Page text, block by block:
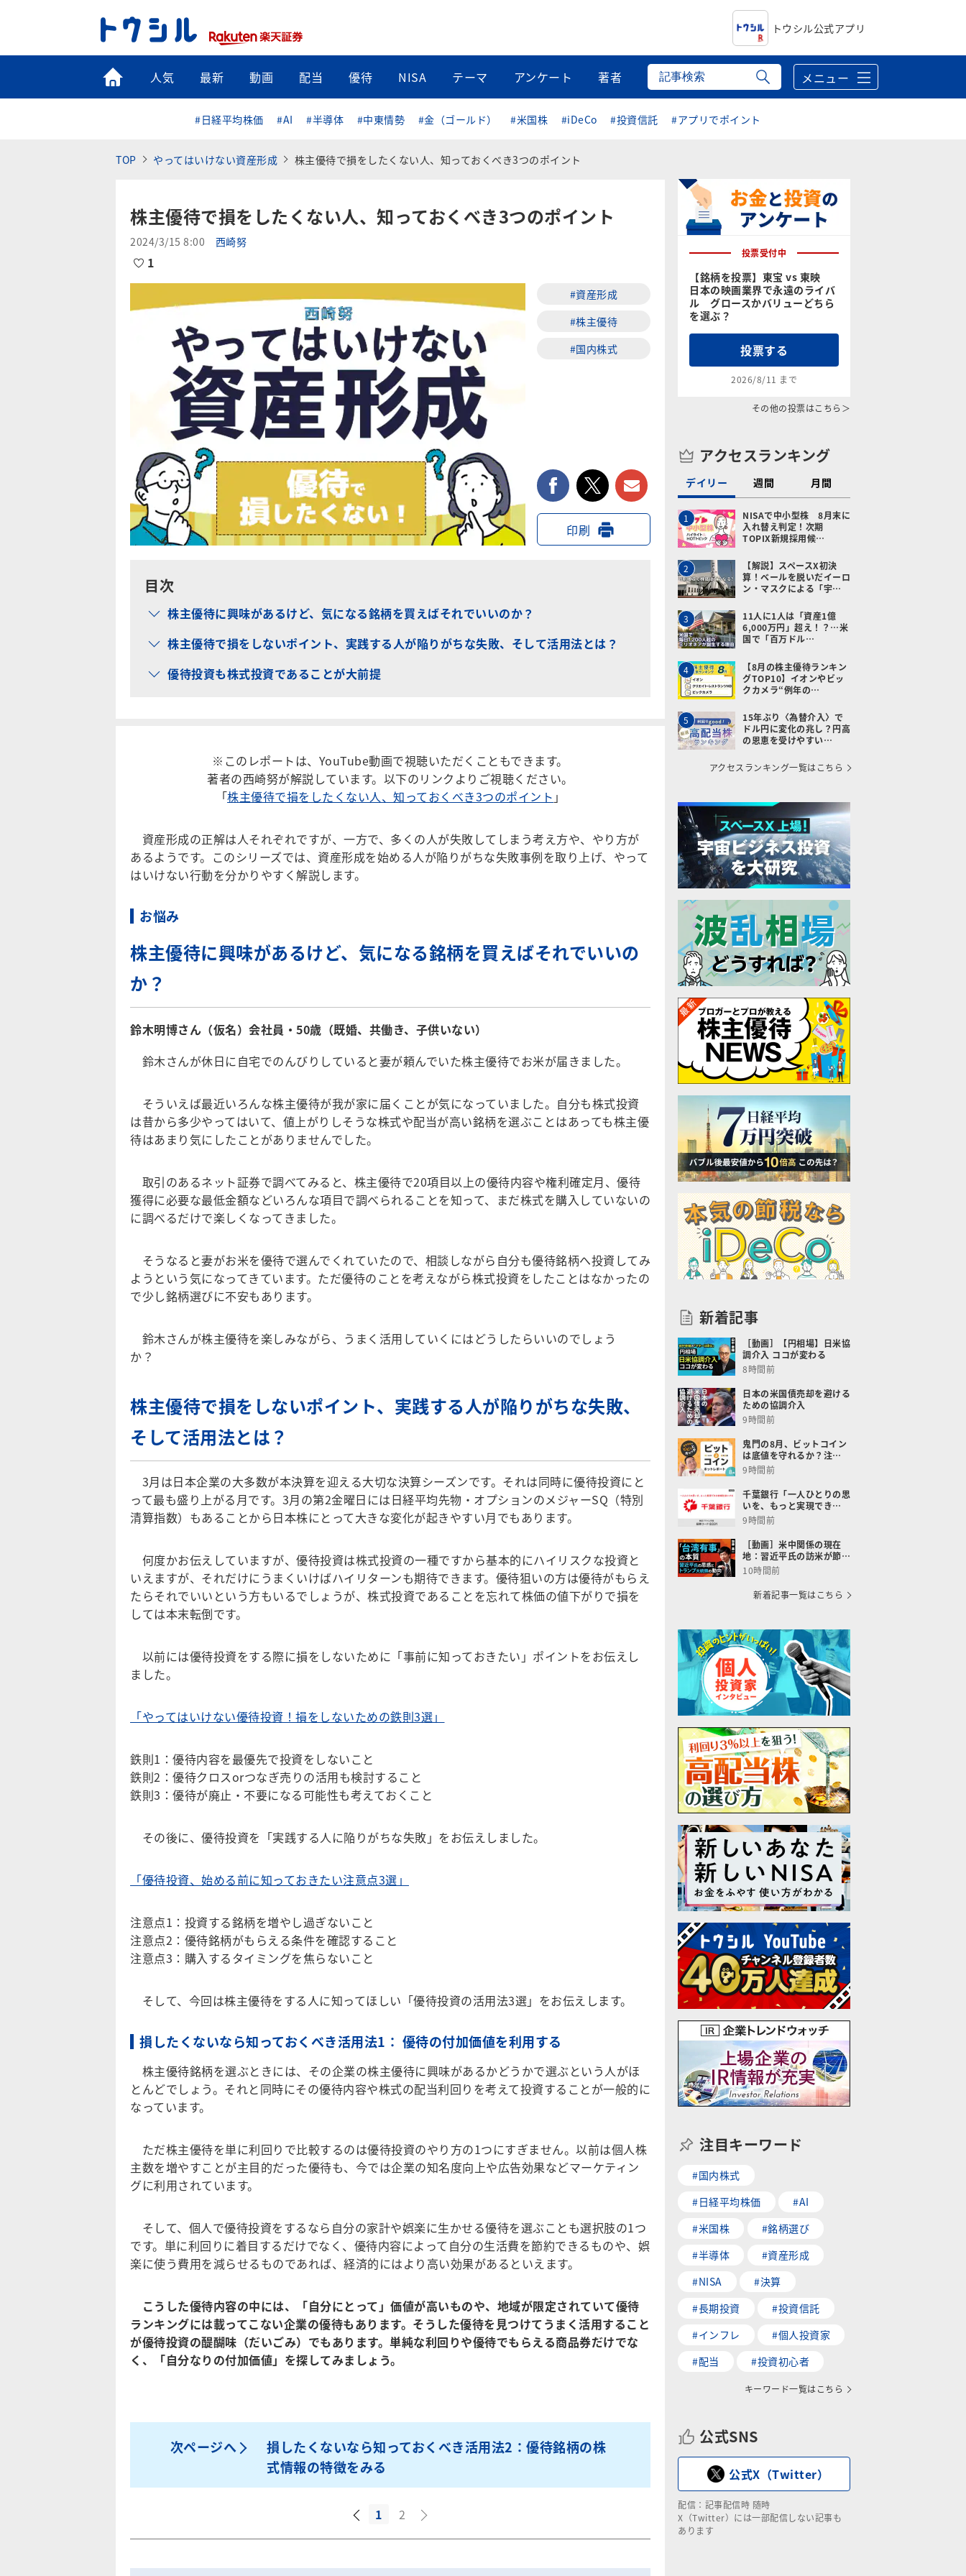
トウシル公式アプリ
トップ
人気 最新 動画 配当 優待 NISA テーマ アンケート 著者 メニュー
#日経平均株価 #AI #半導体 #中東情勢 #金（ゴールド） #米国株 #iDeCo #投資信託 #アプリでポイント
TOP やってはいけない資産形成 株主優待で損をしたくない人、知っておくべき3つのポイント
株主優待で損をしたくない人、知っておくべき3つのポイント
2024/3/15 8:00 西崎努
1
#資産形成
#株主優待
#国内株式
facebooktwitter メールで送る
印刷
目次
株主優待に興味があるけど、気になる銘柄を買えばそれでいいのか？
株主優待で損をしないポイント、実践する人が陥りがちな失敗、そして活用法とは？
優待投資も株式投資であることが大前提
※このレポートは、YouTube動画で視聴いただくこともできます。
著者の西崎努が解説しています。以下のリンクよりご視聴ください。
「株主優待で損をしたくない人、知っておくべき3つのポイント 」
資産形成の正解は人それぞれですが、一方で、多くの人が失敗してしまう考え方や、やり方が
あるようです。このシリーズでは、資産形成を始める人が陥りがちな失敗事例を取り上げ、やって
はいけない行動を分かりやすく解説します。
お悩み
株主優待に興味があるけど、気になる銘柄を買えばそれでいいの
か？
鈴木明博さん（仮名）会社員・50歳（既婚、共働き、子供いない）
鈴木さんが休日に自宅でのんびりしていると妻が頼んでいた株主優待でお米が届きました。
そういえば最近いろんな株主優待が我が家に届くことが気になっていました。自分も株式投資
は昔から多少やってはいて、値上がりしそうな株式や配当が高い銘柄を選ぶことはあっても株主優
待はあまり気にしたことがありませんでした。
取引のあるネット証券で調べてみると、株主優待で20項目以上の優待内容や権利確定月、優待
獲得に必要な最低金額などいろんな項目で調べられることを知って、まだ株式を購入していないの
に調べるだけで楽しくなってきました。
そうなると妻がお米を優待で選んでくれていたので、相談しながら自分も優待銘柄へ投資してみ
ようという気になってきています。ただ優待のことを考えながら株式投資をしたことはなかったの
で少し銘柄選びに不安もあります。
鈴木さんが株主優待を楽しみながら、うまく活用していくにはどうしたらいいのでしょう
か？
株主優待で損をしないポイント、実践する人が陥りがちな失敗、
そして活用法とは？
3月は日本企業の大多数が本決算を迎える大切な決算シーズンです。それは同時に優待投資にと
って最も盛り上がる月です。3月の第2金曜日には日経平均先物・オプションのメジャーSQ（特別
清算指数）もあることから日本株にとって大きな変化が起きやすい月でもあります。
何度かお伝えしていますが、優待投資は株式投資の一種ですから基本的にハイリスクな投資と
いえますが、それだけにうまくいけばハイリターンも期待できます。優待狙いの方は優待がもらえ
たらそれでいいという方もいるでしょうが、株式投資であることを忘れて株価の値下がりで損を
しては本末転倒です。
以前には優待投資をする際に損をしないために「事前に知っておきたい」ポイントをお伝えし
ました。
「やってはいけない優待投資！損をしないための鉄則3選」
鉄則1：優待内容を最優先で投資をしないこと
鉄則2：優待クロスorつなぎ売りの活用も検討すること
鉄則3：優待が廃止・不要になる可能性も考えておくこと
その後に、優待投資を「実践する人に陥りがちな失敗」をお伝えしました。
「優待投資、始める前に知っておきたい注意点3選」
注意点1：投資する銘柄を増やし過ぎないこと
注意点2：優待銘柄がもらえる条件を確認すること
注意点3：購入するタイミングを焦らないこと
そして、今回は株主優待をする人に知ってほしい「優待投資の活用法3選」をお伝えします。
損したくないなら知っておくべき活用法1： 優待の付加価値を利用する
株主優待銘柄を選ぶときには、その企業の株主優待に興味があるかどうかで選ぶという人がほ
とんどでしょう。それと同時にその優待内容や株式の配当利回りを考えて投資することが一般的に
なっています。
ただ株主優待を単に利回りで比較するのは優待投資のやり方の1つにすぎません。以前は個人株
主数を増やすことが主目的だった優待も、今では企業の知名度向上や広告効果などマーケティン
グに利用されています。
そして、個人で優待投資をするなら自分の家計や娯楽に生かせる優待を選ぶことも選択肢の1つ
です。単に利回りに着目するだけでなく、優待内容によって自分の生活費を節約できるものや、娯
楽に使う費用を減らせるものであれば、経済的にはより高い効果があるといえます。
こうした優待内容の中には、「自分にとって」価値が高いものや、地域が限定されていて優待
ランキングには載ってこない企業の優待もあります。そうした優待を見つけてうまく活用すること
が優待投資の醍醐味（だいごみ）でもあります。単純な利回りや優待でもらえる商品券だけでな
く、「自分なりの付加価値」を探してみましょう。
次ページへ
損したくないなら知っておくべき活用法2：優待銘柄の株
式情報の特徴をみる
1 2
投票受付中
【銘柄を投票】東宝 vs 東映
日本の映画業界で永遠のライバ
ル グロースかバリューどちら
を選ぶ？
投票する
2026/8/11 まで
その他の投票はこちら＞
アクセスランキング
デイリー 週間 月間
1
NISAで中小型株 8月末に
入れ替え判定！次期
TOPIX新規採用候…
2
【解説】スペースX初決
算！ベールを脱いだイーロ
ン・マスクによる「宇…
3
11人に1人は「資産1億
6,000万円」超え！？…米
国で「百万ドル…
4
【8月の株主優待ランキン
グTOP10】イオンやビッ
クカメラ“例年の…
5
15年ぶり〈為替介入〉で
ドル円に変化の兆し？円高
の恩恵を受けやすい…
アクセスランキング一覧はこちら
新着記事
［動画］【円相場】日米協
調介入 ココが変わる
8時間前
日本の米国債売却を避ける
ための協調介入
9時間前
鬼門の8月、ビットコイン
は底値を守れるか？注…
9時間前
千葉銀行「一人ひとりの思
いを、もっと実現でき…
9時間前
［動画］米中関係の現在
地：習近平氏の訪米が節…
10時間前
新着記事一覧はこちら
注目キーワード
#国内株式
#日経平均株価
#AI
#米国株
#銘柄選び
#半導体
#資産形成
#NISA
#決算
#長期投資
#投資信託
#インフレ
#個人投資家
#配当
#投資初心者
キーワード一覧はこちら
公式SNS
公式X（Twitter）
配信：記事配信時 随時
X（Twitter）には一部配信しない記事も
あります